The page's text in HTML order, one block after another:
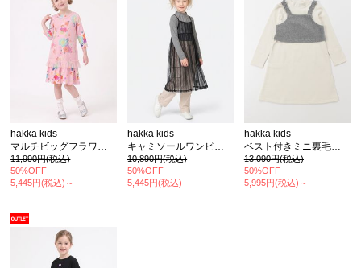
hakka kids
11,990円(税込)
50%OFF
5,445円(税込)～
hakka kids
10,890円(税込)
50%OFF
5,445円(税込)
hakka kids
ベスト付きミニ裏毛裏起毛ワンピース
13,090円(税込)
50%OFF
5,995円(税込)～